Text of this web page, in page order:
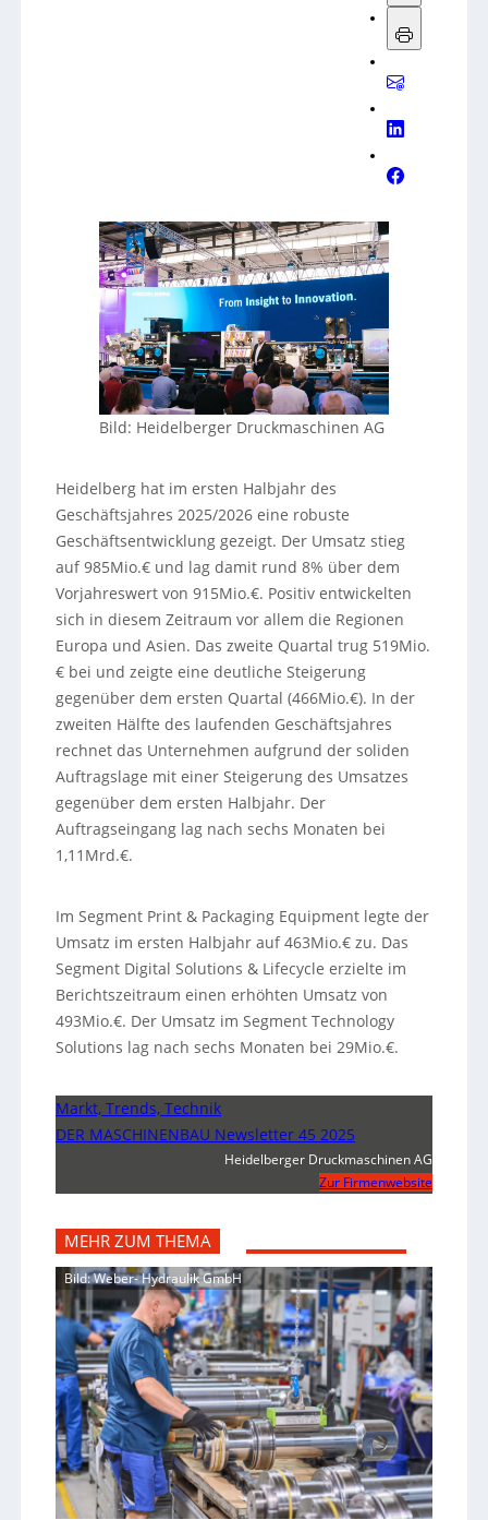
Bild: Heidelberger Druckmaschinen AG
Heidelberg hat im ersten Halbjahr des
Geschäftsjahres 2025/2026 eine robuste
Geschäftsentwicklung gezeigt. Der Umsatz stieg
auf 985Mio.€ und lag damit rund 8% über dem
Vorjahreswert von 915Mio.€. Positiv entwickelten
sich in diesem Zeitraum vor allem die Regionen
Europa und Asien. Das zweite Quartal trug 519Mio.
€ bei und zeigte eine deutliche Steigerung
gegenüber dem ersten Quartal (466Mio.€). In der
zweiten Hälfte des laufenden Geschäftsjahres
rechnet das Unternehmen aufgrund der soliden
Auftragslage mit einer Steigerung des Umsatzes
gegenüber dem ersten Halbjahr. Der
Auftragseingang lag nach sechs Monaten bei
1,11Mrd.€.
Im Segment Print & Packaging Equipment legte der
Umsatz im ersten Halbjahr auf 463Mio.€ zu. Das
Segment Digital Solutions & Lifecycle erzielte im
Berichtszeitraum einen erhöhten Umsatz von
493Mio.€. Der Umsatz im Segment Technology
Solutions lag nach sechs Monaten bei 29Mio.€.
Markt, Trends, Technik
DER MASCHINENBAU Newsletter 45 2025
Heidelberger Druckmaschinen AG
Zur Firmenwebsite
MEHR ZUM THEMA
Bild: Weber- Hydraulik GmbH